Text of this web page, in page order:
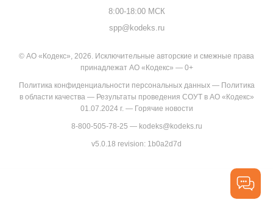
8:00-18:00 МСК
spp@kodeks.ru
© АО «Кодекс», 2026. Исключительные авторские и смежные права
принадлежат АО «Кодекс» — 0+
Политика конфиденциальности персональных данных— Политика
в области качества— Результаты проведения СОУТ в АО «Кодекс»
01.07.2024 г.— Горячие новости
8-800-505-78-25 — kodeks@kodeks.ru
v5.0.18 revision: 1b0a2d7d